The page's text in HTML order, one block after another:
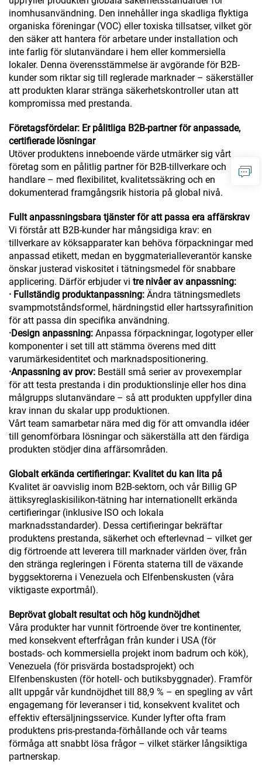
inomhusanvändning. Den innehåller inga skadliga flyktiga
organiska föreningar (VOC) eller toxiska tillsatser, vilket gör
den säker att hantera för arbetare under installation och
inte farlig för slutanvändare i hem eller kommersiella
lokaler. Denna överensstämmelse är avgörande för B2B-
kunder som riktar sig till reglerade marknader – säkerställer
att produkten klarar stränga säkerhetskontroller utan att
kompromissa med prestanda.
Företagsfördelar: Er pålitliga B2B-partner för anpassade,
certifierade lösningar
Utöver produktens inneboende värde utmärker sig vårt
företag som en pålitlig partner för B2B-tillverkare och
handlare – med flexibilitet, kvalitetssäkring och en
dokumenterad framgångsrik historia på global nivå.
Fullt anpassningsbara tjänster för att passa era affärskrav
Vi förstår att B2B-kunder har mångsidiga krav: en
tillverkare av köksapparater kan behöva förpackningar med
anpassad etikett, medan en byggmaterialleverantör kanske
önskar justerad viskositet i tätningsmedel för snabbare
applicering. Därför erbjuder vi tre nivåer av anpassning:
· Fullständig produktanpassning: Ändra tätningsmedlets
svampmotståndsformel, härdningstid eller hartssyrafinition
för att passa din specifika användning.
·Design anpassning: Anpassa förpackningar, logotyper eller
komponenter i set till att stämma överens med ditt
varumärkesidentitet och marknadspositionering.
·Anpassning av prov: Beställ små serier av provexemplar
för att testa prestanda i din produktionslinje eller hos dina
målgrupps slutanvändare – så att produkten uppfyller dina
krav innan du skalar upp produktionen.
Vårt team samarbetar nära med dig för att omvandla idéer
till genomförbara lösningar och säkerställa att den färdiga
produkten stödjer dina affärsområden.
Globalt erkända certifieringar: Kvalitet du kan lita på
Kvalitet är oavvislig inom B2B-sektorn, och vår Billig GP
ättiksyreglaskisilikon-tätning har internationellt erkända
certifieringar (inklusive ISO och lokala
marknadsstandarder). Dessa certifieringar bekräftar
produktens prestanda, säkerhet och efterlevnad – vilket ger
dig förtroende att leverera till marknader världen över, från
den stränga regleringen i Förenta staterna till de växande
byggsektorerna i Venezuela och Elfenbenskusten (våra
viktigaste exportmål).
Beprövat globalt resultat och hög kundnöjdhet
Våra produkter har vunnit förtroende över tre kontinenter,
med konsekvent efterfrågan från kunder i USA (för
bostads- och kommersiella projekt inom badrum och kök),
Venezuela (för prisvärda bostadsprojekt) och
Elfenbenskusten (för hotell- och butiksbyggnader). Framför
allt uppgår vår kundnöjdhet till 88,9 % – en spegling av vårt
engagemang för leveranser i tid, konsekvent kvalitet och
effektiv eftersäljningsservice. Kunder lyfter ofta fram
produktens pris-prestanda-förhållande och vår teams
förmåga att snabbt lösa frågor – vilket stärker långsiktiga
partnerskap.